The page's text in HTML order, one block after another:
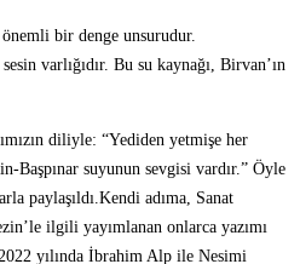
bir denge unsurudur.
varlığıdır. Bu su kaynağı, Birvan’ın
diliyle: “Yediden yetmişe her
Başpınar suyunun sevgisi vardır.” Öyle
paylaşıldı.Kendi adıma, Sanat
ilgili yayımlanan onlarca yazımı
yılında İbrahim Alp ile Nesimi